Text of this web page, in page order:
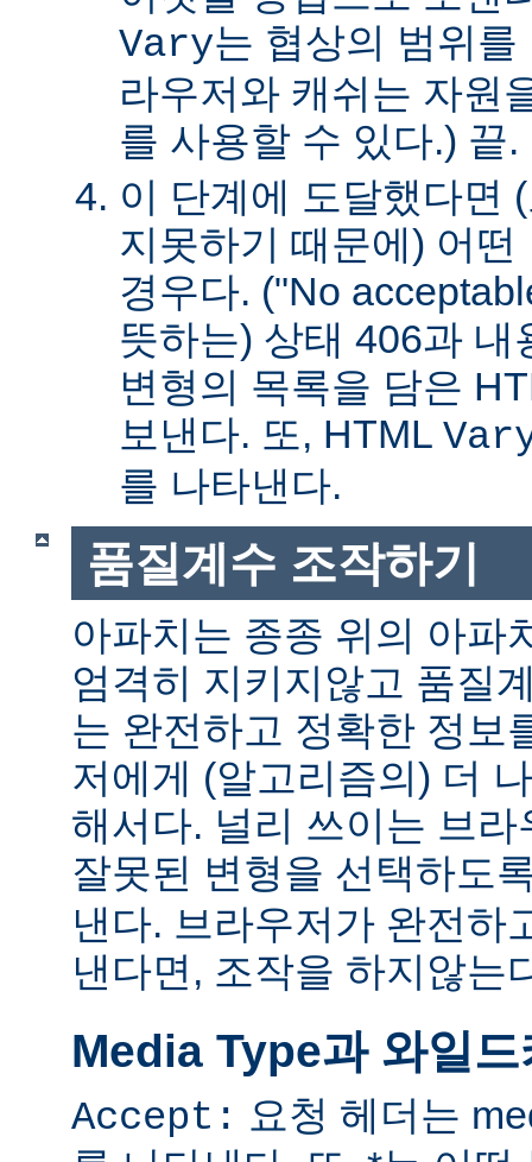
Vary는 협상의 범위
라우저와 캐쉬는 자원
를 사용할 수 있다.) 끝.
이 단계에 도달했다면
지못하기 때문에) 어
경우다. ("No
뜻하는) 상태 406과 내
변형의 목록을 담은
보낸다. 또, HTML
를 나타낸다.
품질계수 조작하기
아파치는 종종 위의 아파
엄격히 지키지않고 품질
는 완전하고 정확한 정보
저에게 (알고리즘의) 더
해서다. 널리 쓰이는 브
잘못된 변형을 선택하도
낸다. 브라우저가 완전하
낸다면, 조작을 하지않는
Media Type과 와일드
Accept: 요청 헤더는